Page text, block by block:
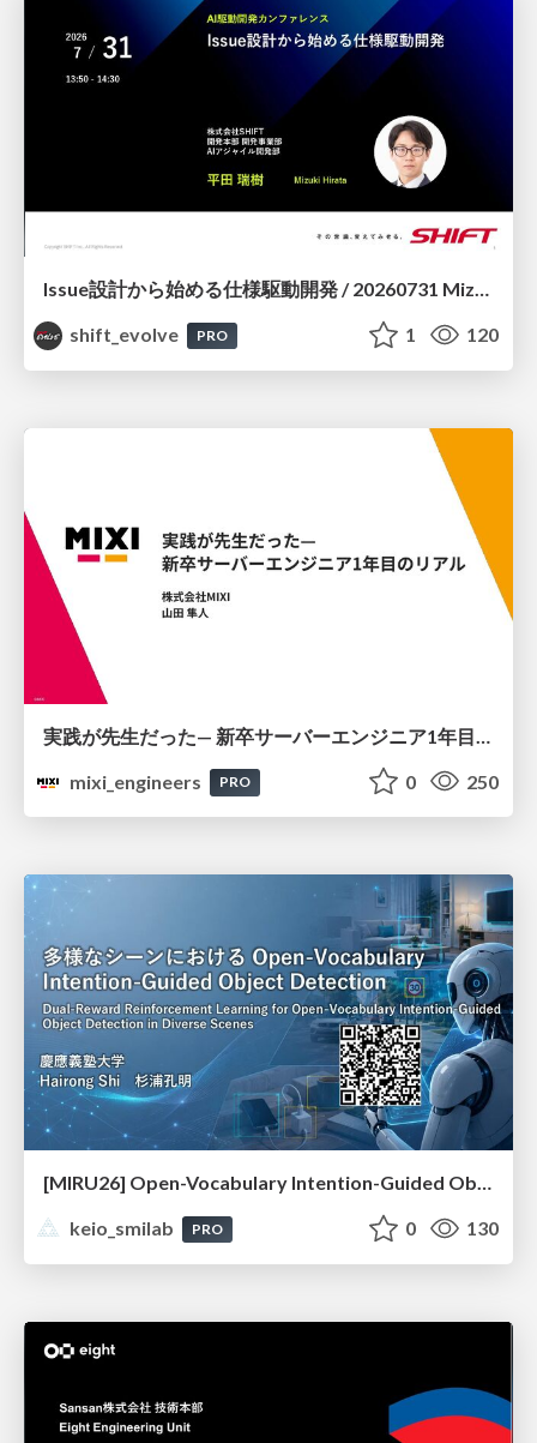
Issue設計から始める仕様駆動開発 / 20260731 Mizuki Hirata
shift_evolve
PRO 1 120
mixi_engineers
PRO 0 250
[MIRU26] Open-Vocabulary Intention-Guided Object Detection in Diverse Scenes
keio_smilab
PRO 0 130